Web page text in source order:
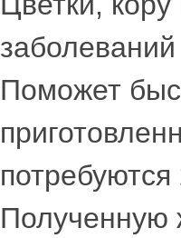
Поможет
Полученную